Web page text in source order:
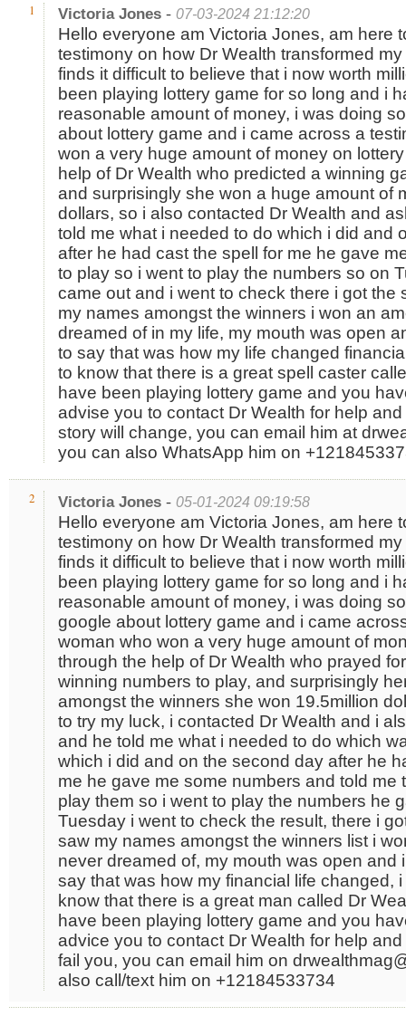
1 Victoria Jones- 07-03-2024 21:12:20
Hello everyone am Victoria Jones, am here
testimony on how Dr Wealth transformed
finds it difficult to believe that i now worth
been playing lottery game for so long and i
reasonable amount of money, i was doing
about lottery game and i came across a
won a very huge amount of money on
help of Dr Wealth who predicted a winning
and surprisingly she won a huge amount of
dollars, so i also contacted Dr Wealth and
told me what i needed to do which i did and
after he had cast the spell for me he gave
to play so i went to play the numbers so on
came out and i went to check there i got the
my names amongst the winners i won an
dreamed of in my life, my mouth was open
to say that was how my life changed
to know that there is a great spell caster
have been playing lottery game and you
advise you to contact Dr Wealth for help
story will change, you can email him at
you can also WhatsApp him on
2 Victoria Jones- 05-01-2024 09:19:58
Hello everyone am Victoria Jones, am here
testimony on how Dr Wealth transformed
finds it difficult to believe that i now worth
been playing lottery game for so long and i
reasonable amount of money, i was doing
google about lottery game and i came
woman who won a very huge amount of
through the help of Dr Wealth who prayed
winning numbers to play, and surprisingly
amongst the winners she won 19.5million
to try my luck, i contacted Dr Wealth and i
and he told me what i needed to do which
which i did and on the second day after he
me he gave me some numbers and told me
play them so i went to play the numbers he
Tuesday i went to check the result, there i
saw my names amongst the winners list i
never dreamed of, my mouth was open and
say that was how my financial life changed,
know that there is a great man called Dr
have been playing lottery game and you
advice you to contact Dr Wealth for help
fail you, you can email him on
also call/text him on +12184533734